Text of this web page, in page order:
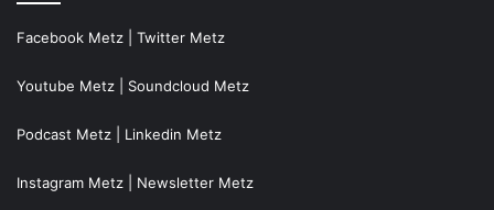
Facebook Metz Twitter Metz
Youtube Metz Soundcloud Metz
Podcast Metz Linkedin Metz
Instagram Metz Newsletter Metz